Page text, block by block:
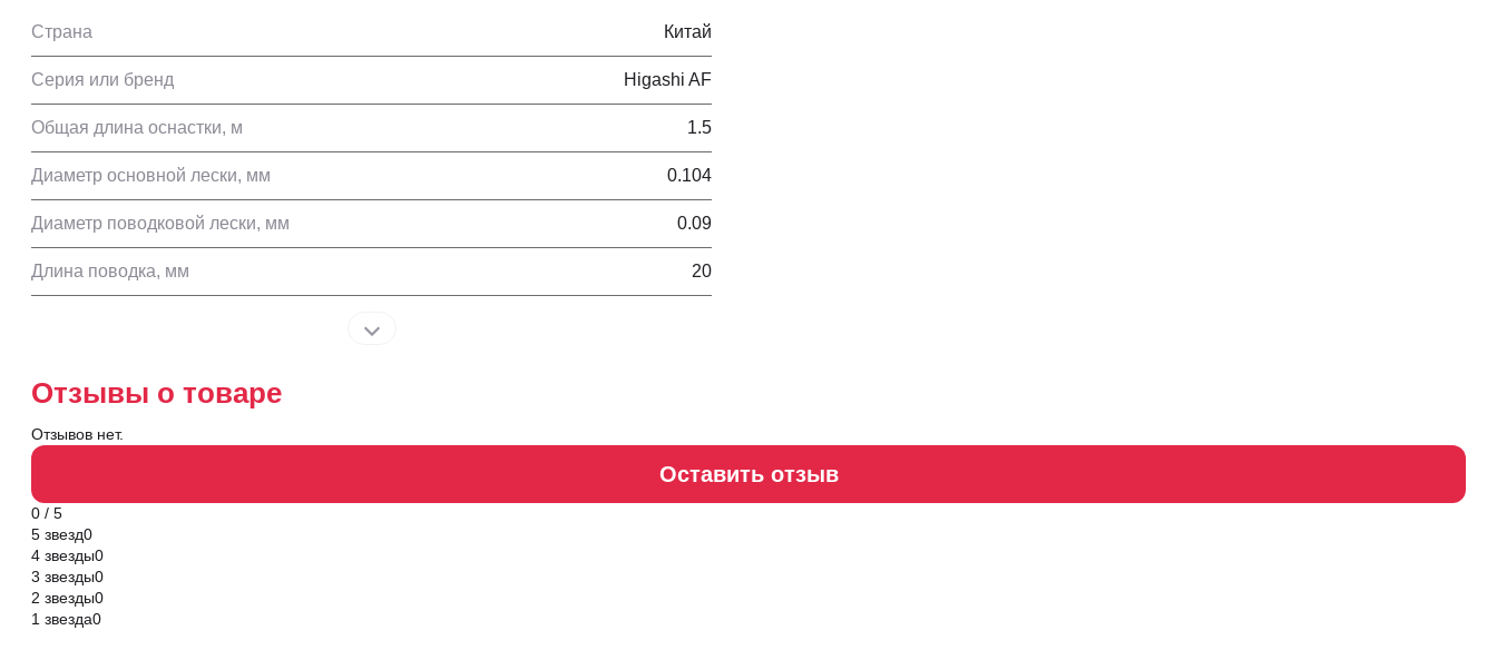
Страна Китай
Серия или бренд Higashi AF
Общая длина оснастки, м 1.5
Диаметр основной лески, мм 0.104
Диаметр поводковой лески, мм 0.09
Длина поводка, мм 20
Отзывы о товаре
Отзывов нет.
Оставить отзыв
0 / 5
5 звезд0
4 звезды0
3 звезды0
2 звезды0
1 звезда0